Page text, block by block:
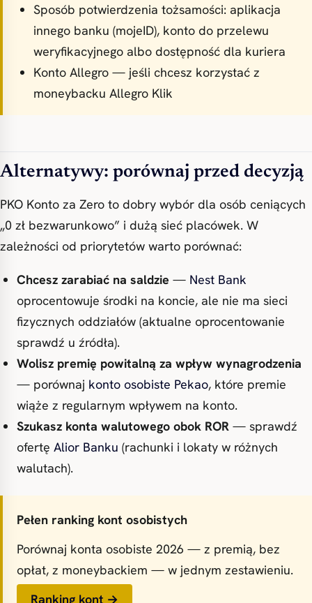
Sposób potwierdzenia tożsamości: aplikacja
innego banku (mojeID), konto do przelewu
weryfikacyjnego albo dostępność dla kuriera
Konto Allegro — jeśli chcesz korzystać z
moneybacku Allegro Klik
Alternatywy: porównaj przed decyzją
PKO Konto za Zero to dobry wybór dla osób ceniących
„0 zł bezwarunkowo” i dużą sieć placówek. W
zależności od priorytetów warto porównać:
Chcesz zarabiać na saldzie — Nest Bank
oprocentowuje środki na koncie, ale nie ma sieci
fizycznych oddziałów (aktualne oprocentowanie
sprawdź u źródła).
Wolisz premię powitalną za wpływ wynagrodzenia
— porównaj konto osobiste Pekao, które premie
wiąże z regularnym wpływem na konto.
Szukasz konta walutowego obok ROR — sprawdź
ofertę Alior Banku (rachunki i lokaty w różnych
walutach).
Pełen ranking kont osobistych
Porównaj konta osobiste 2026 — z premią, bez
opłat, z moneybackiem — w jednym zestawieniu.
Ranking kont →